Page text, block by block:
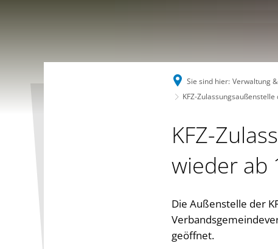
Sie sind hier: Verwaltung
KFZ-
KFZ-
wieder ab
Die Außenstelle der
geöffnet.